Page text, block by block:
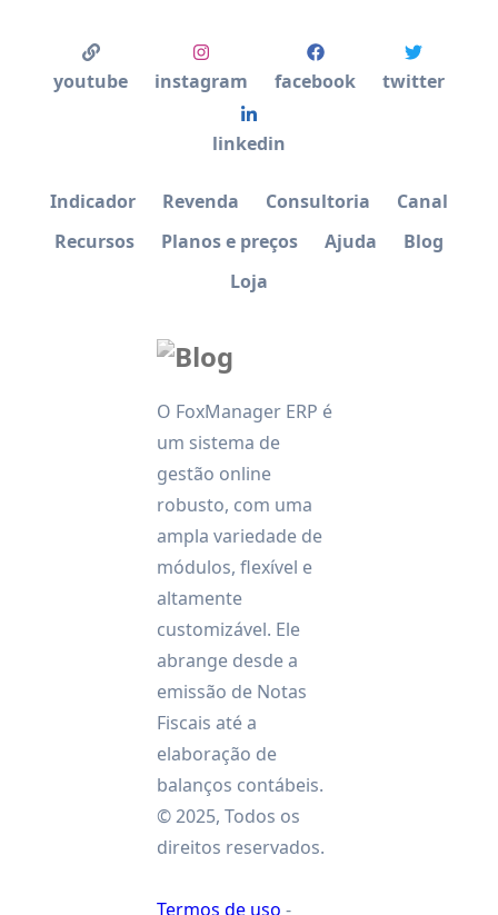
O FoxManager ERP é
um sistema de
gestão online
robusto, com uma
ampla variedade de
módulos, flexível e
altamente
customizável. Ele
abrange desde a
emissão de Notas
Fiscais até a
elaboração de
balanços contábeis.
©2025, Todos os
direitos reservados.
Termos de uso -
Recursos Planos e preços Ajuda
Blog
Loja
Indicador Revenda Consultoria Canal
youtube instagram facebook twitter
linkedin